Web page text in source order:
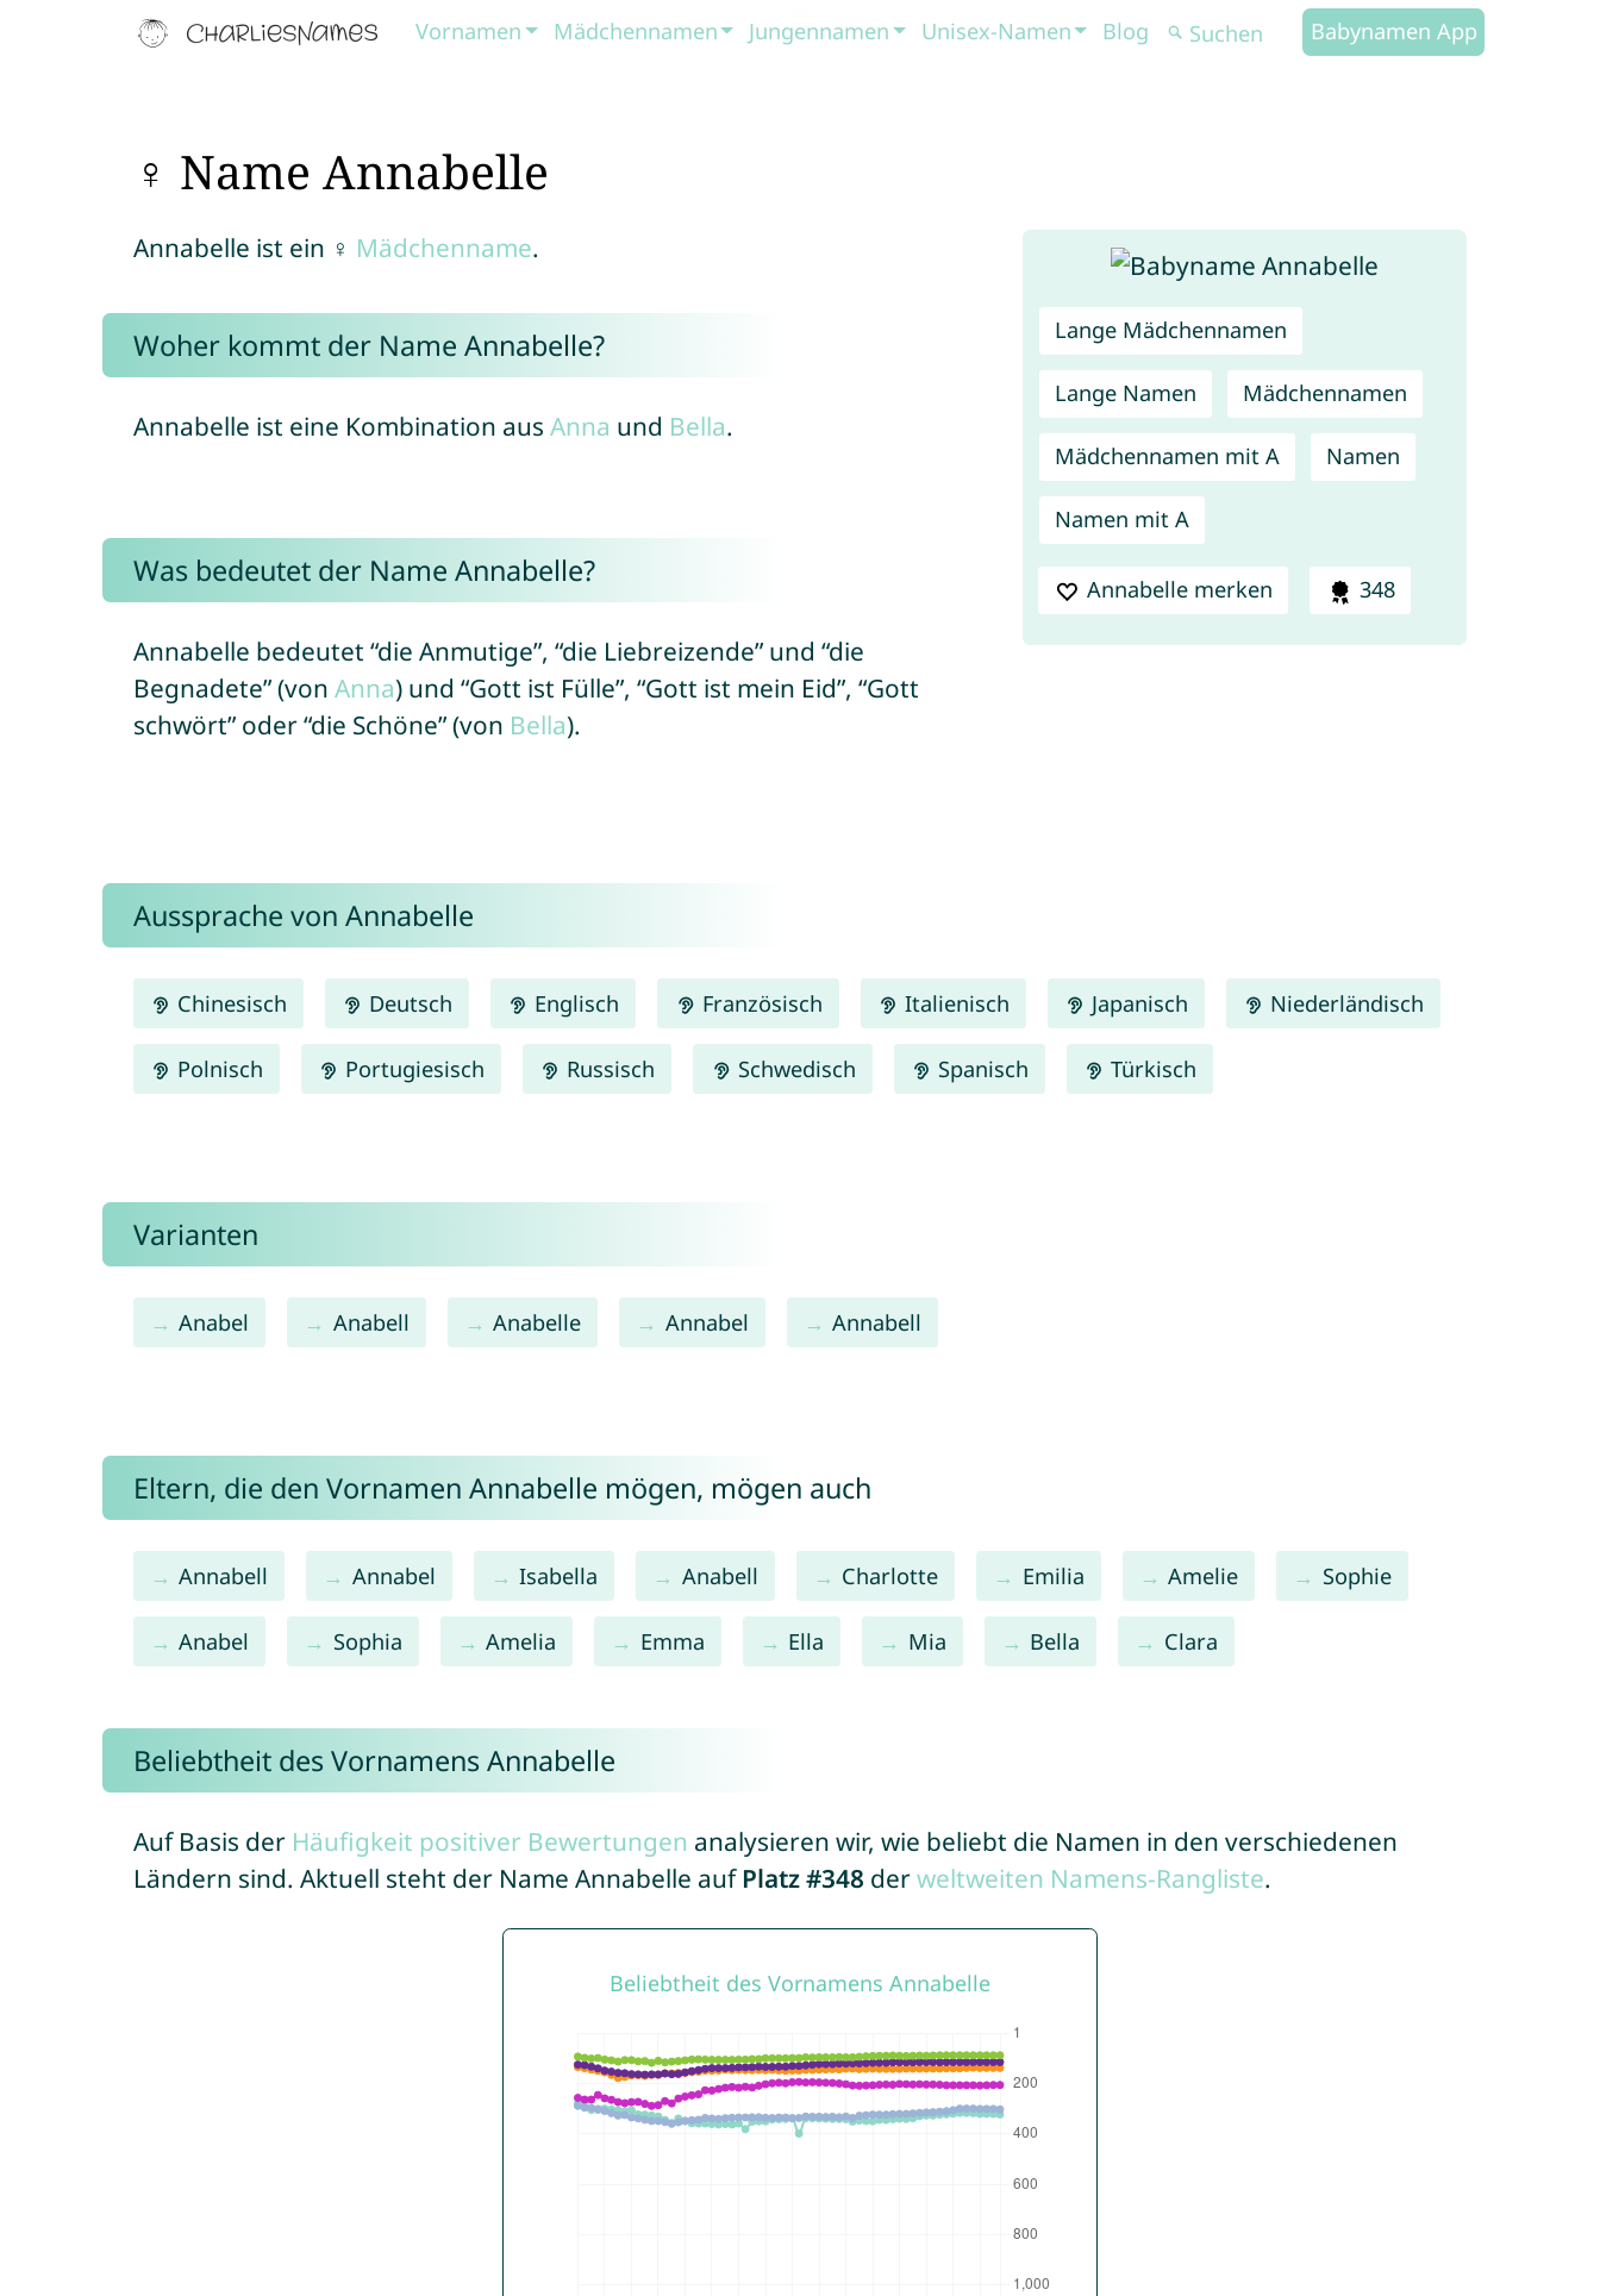
Vornamen Mädchennamen Jungennamen Unisex-Namen Blog Babynamen App
♀ Name Annabelle
Lange Mädchennamen
Lange Namen Mädchennamen
Mädchennamen mit A Namen
Namen mit A
Annabelle merken 348
Annabelle ist ein ♀ Mädchenname.
Woher kommt der Name Annabelle?
Annabelle ist eine Kombination aus Anna und Bella.
Was bedeutet der Name Annabelle?
Annabelle bedeutet “die Anmutige”, “die Liebreizende” und “die
Begnadete” (von Anna) und “Gott ist Fülle”, “Gott ist mein Eid”, “Gott
schwört” oder “die Schöne” (von Bella).
Aussprache von Annabelle
Chinesisch Deutsch Englisch Französisch Italienisch Japanisch Niederländisch
Polnisch Portugiesisch Russisch Schwedisch Spanisch Türkisch
Varianten
Anabel Anabell Anabelle Annabel Annabell
Eltern, die den Vornamen Annabelle mögen, mögen auch
Annabell Annabel Isabella Anabell Charlotte Emilia Amelie Sophie
Anabel Sophia Amelia Emma Ella Mia Bella Clara
Beliebtheit des Vornamens Annabelle
Auf Basis der Häufigkeit positiver Bewertungen analysieren wir, wie beliebt die Namen in den verschiedenen
Ländern sind. Aktuell steht der Name Annabelle auf Platz #348 derweltweiten Namens-Rangliste.